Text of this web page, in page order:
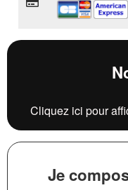
Cliquez ici pour
Je